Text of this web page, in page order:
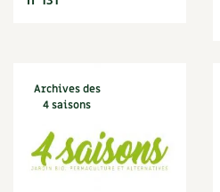
Archives des
4 saisons